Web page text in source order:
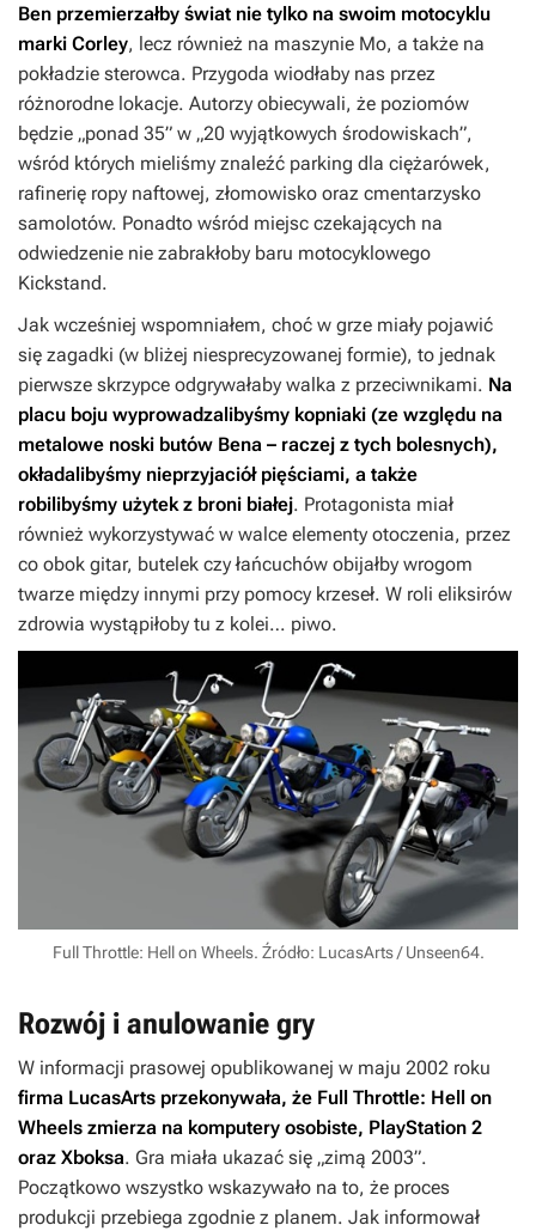
Ben przemierzałby świat nie tylko na swoim motocyklu
marki Corley, lecz również na maszynie Mo, a także na
pokładzie sterowca. Przygoda wiodłaby nas przez
różnorodne lokacje. Autorzy obiecywali, że poziomów
będzie „ponad 35” w „20 wyjątkowych środowiskach”,
wśród których mieliśmy znaleźć parking dla ciężarówek,
rafinerię ropy naftowej, złomowisko oraz cmentarzysko
samolotów. Ponadto wśród miejsc czekających na
odwiedzenie nie zabrakłoby baru motocyklowego
Kickstand.
Jak wcześniej wspomniałem, choć w grze miały pojawić
się zagadki (w bliżej niesprecyzowanej formie), to jednak
pierwsze skrzypce odgrywałaby walka z przeciwnikami. Na
placu boju wyprowadzalibyśmy kopniaki (ze względu na
metalowe noski butów Bena – raczej z tych bolesnych),
okładalibyśmy nieprzyjaciół pięściami, a także
robilibyśmy użytek z broni białej. Protagonista miał
również wykorzystywać w walce elementy otoczenia, przez
co obok gitar, butelek czy łańcuchów obijałby wrogom
twarze między innymi przy pomocy krzeseł. W roli eliksirów
zdrowia wystąpiłoby tu z kolei… piwo.
Full Throttle: Hell on Wheels. Źródło: LucasArts / Unseen64.
Rozwój i anulowanie gry
W informacji prasowej opublikowanej w maju 2002 roku
firma LucasArts przekonywała, że Full Throttle: Hell on
Wheels zmierza na komputery osobiste, PlayStation 2
oraz Xboksa. Gra miała ukazać się „zimą 2003”.
Początkowo wszystko wskazywało na to, że proces
produkcji przebiega zgodnie z planem. Jak informował